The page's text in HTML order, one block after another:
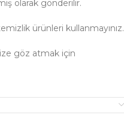
olarak gönderilir.
ürünleri kullanmayınız.
göz atmak için